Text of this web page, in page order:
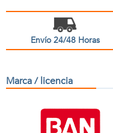
Envío 24/48 Horas
Marca / licencia